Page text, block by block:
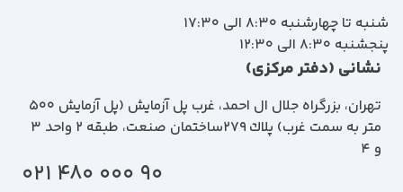
شنبه تا چهارشنبه 8:30 الی 17:30
پنجشنبه 8:30 الی 12:30
نشانی (دفتر مرکزی)
تهران، بزرگراه جلال ال احمد، غرب پل آزمايش (پل آزمايش ٥٠٠
متر به سمت غرب) پلاك 279ساختمان صنعت، طبقه 2 واحد 3
و 4
90 000 480 021